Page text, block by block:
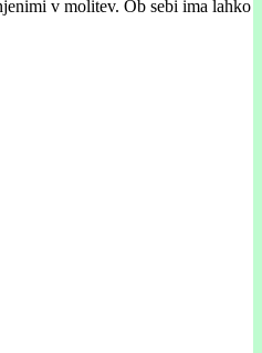
v molitev. Ob sebi ima lahko